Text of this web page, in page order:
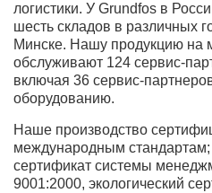
логистики. У Grundfos в
шесть складов в различных
Минске. Нашу продукцию на
обслуживают 124 сервис-
включая 36 сервис-
оборудованию.
Наше производство
международным стандартам;
сертификат системы
9001:2000, экологический